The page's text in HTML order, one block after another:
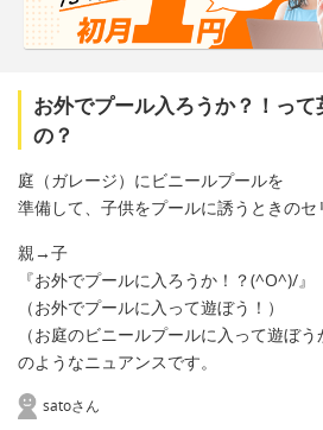
お外でプール入ろうか？！って
の？
庭（ガレージ）にビニールプールを
準備して、子供をプールに誘うときのセ
親→子
『お外でプールに入ろうか！？(^O^)/』
（お外でプールに入って遊ぼう！）
（お庭のビニールプールに入って遊ぼう
のようなニュアンスです。
satoさん